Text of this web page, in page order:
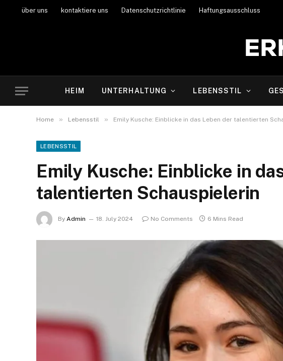
über uns kontaktiere uns Datenschutzrichtlinie Haftungsausschluss
HEIM UNTERHALTUNG LEBENSSTIL
Home » Lebensstil » Emily Kusche: Einblicke in das Leben der talentierten
LEBENSSTIL
Emily Kusche: Einblicke in
talentierten Schauspielerin
By Admin 18. July 2024 No Comments 6 Mins Read